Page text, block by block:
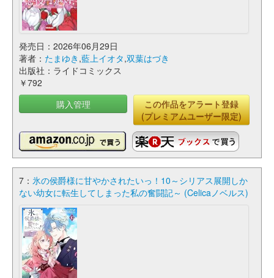
発売日：2026年06月29日
著者： たまゆき ,藍上イオタ,双葉はづき
出版社：ライドコミックス
￥792
購入管理
この作品をアラート登録
(プレミアムユーザー限定)
7： 氷の侯爵様に甘やかされたいっ！10～シリアス展開しか
ない幼女に転生してしまった私の奮闘記～ (Celicaノベルス)